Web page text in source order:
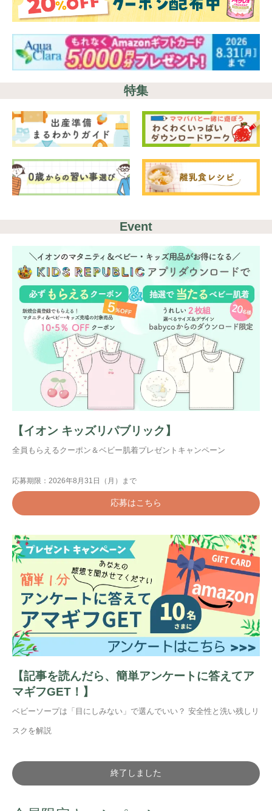
特集
Event
【イオン キッズリパブリック】
全員もらえるクーポン＆ベビー肌着プレゼントキャンペーン
応募期限：2026年8月31日（月）まで
応募はこちら
【記事を読んだら、簡単アンケートに答えてア
マギフGET！】
ベビーソープは「目にしみない」で選んでいい？ 安全性と洗い残しリ
スクを解説
終了しました